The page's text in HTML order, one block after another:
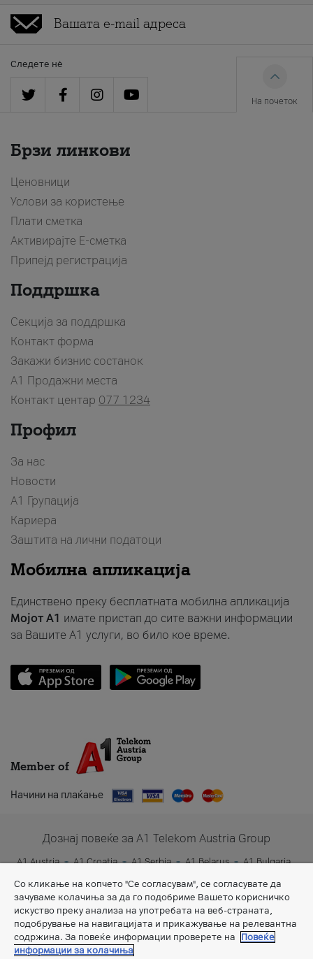
Следете нè
На почеток
Брзи линкови
Ценовници
Услови за користење
Плати сметка
Активирајте Е-сметка
Припејд регистрација
Поддршка
Секција за поддршка
Контакт форма
Закажи бизнис состанок
A1 Продажни места
Контакт центар 077 1234
Профил
За нас
Новости
А1 Групација
Кариера
Заштита на лични податоци
Мобилна апликација
Единствено преку бесплатната мобилна апликација
Мојот A1 имате пристап до сите важни информации
за Вашите A1 услуги, во било кое време.
Member of
Начини на плаќање
Дознај повеќе за A1 Telekom Austria Group
A1 Austria A1 Croatia A1 Serbia A1 Belarus
A1 Bulgaria
A1 Slovenia
A1 Digital
Со кликање на копчето "Се согласувам", се согласувате да
зачуваме колачиња за да го подобриме Вашето корисничко
искуство преку анализа на употребата на веб-страната,
подобрување на навигацијата и прикажување на релевантна
содржина. За повеќе информации проверете на
Повеќе
информации за колачиња